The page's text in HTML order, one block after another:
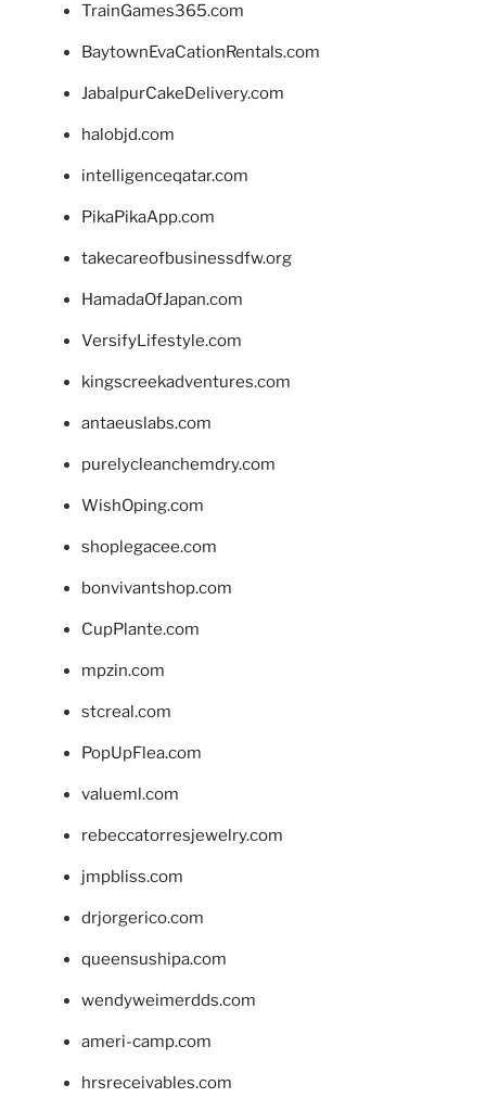
TrainGames365.com
BaytownEvaCationRentals.com
JabalpurCakeDelivery.com
halobjd.com
intelligenceqatar.com
PikaPikaApp.com
takecareofbusinessdfw.org
HamadaOfJapan.com
VersifyLifestyle.com
kingscreekadventures.com
antaeuslabs.com
purelycleanchemdry.com
WishOping.com
shoplegacee.com
bonvivantshop.com
CupPlante.com
mpzin.com
stcreal.com
PopUpFlea.com
valueml.com
rebeccatorresjewelry.com
jmpbliss.com
drjorgerico.com
queensushipa.com
wendyweimerdds.com
ameri-camp.com
hrsreceivables.com